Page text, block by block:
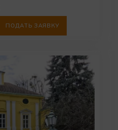
ПОДАТЬ ЗАЯВКУ